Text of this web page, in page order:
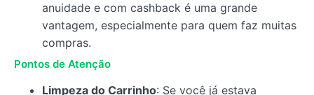
anuidade e com cashback é uma grande
vantagem, especialmente para quem faz muitas
compras.
Pontos de Atenção
Limpeza do Carrinho: Se você já estava